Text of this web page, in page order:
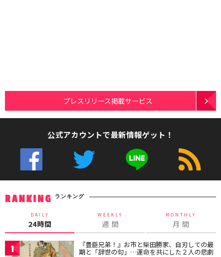
プレスリリース掲載サービス
公式アカウントで最新情報ゲット！
RANKING ランキング
DAILY
24時間
WEEKLY
週 間
MONTHLY
月 間
1 『豊臣兄弟！』お市と柴田勝家、自刃しての最
期と「辞世の句」…運命を共にした２人の悲劇